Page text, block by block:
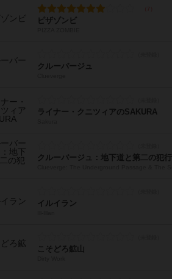
ピザゾンビ
クルーバージュ
ライナー・クニツィアのSAKURA
クルーバージュ：地下道と第二の犯行
イルイラン
こそどろ鉱山